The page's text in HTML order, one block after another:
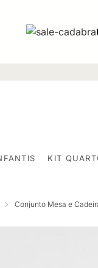
KIT
Conjunto Mesa e